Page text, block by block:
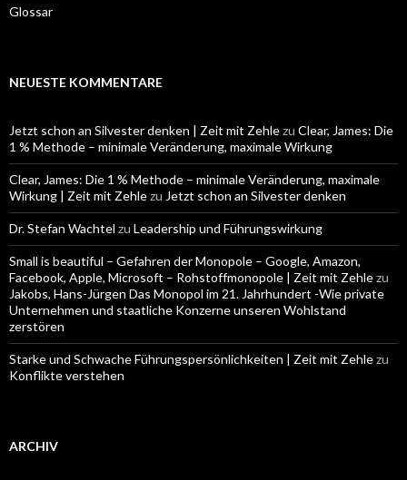
Glossar
NEUESTE KOMMENTARE
Jetzt schon an Silvester denken | Zeit mit Zehlezu Clear, James: Die
1 % Methode – minimale Veränderung, maximale Wirkung
Clear, James: Die 1 % Methode – minimale Veränderung, maximale
Wirkung | Zeit mit Zehlezu Jetzt schon an Silvester denken
Dr. Stefan Wachtel zu Leadership und Führungswirkung
Small is beautiful – Gefahren der Monopole – Google, Amazon,
Facebook, Apple, Microsoft – Rohstoffmonopole | Zeit mit Zehlezu
Jakobs, Hans-Jürgen Das Monopol im 21. Jahrhundert -Wie private
Unternehmen und staatliche Konzerne unseren Wohlstand
zerstören
Starke und Schwache Führungspersönlichkeiten | Zeit mit Zehlezu
Konflikte verstehen
ARCHIV